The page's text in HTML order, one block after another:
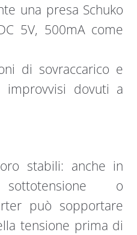
una presa Schuko
5V, 500mA come
di sovraccarico e
dovuti a
stabili: anche in
o
può sopportare
tensione prima di